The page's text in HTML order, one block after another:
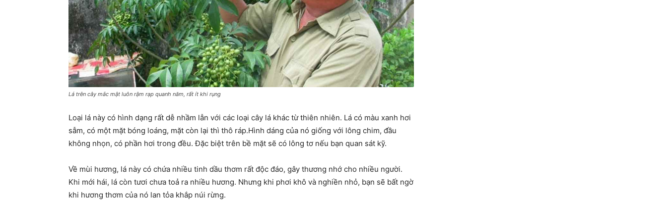
Lá trên cây mắc mật luôn rậm rạp quanh năm, rất ít khi rụng
Loại lá này có hình dạng rất dễ nhầm lẫn với các loại cây lá khác từ thiên nhiên. Lá có màu xanh hơi
sẫm, có một mặt bóng loáng, mặt còn lại thì thô ráp.Hình dáng của nó giống với lông chim, đầu
không nhọn, có phần hơi trong đều. Đặc biệt trên bề mặt sẽ có lông tơ nếu bạn quan sát kỹ.
Về mùi hương, lá này có chứa nhiều tinh dầu thơm rất độc đáo, gây thương nhớ cho nhiều người.
Khi mới hái, lá còn tươi chưa toả ra nhiều hương. Nhưng khi phơi khô và nghiền nhỏ, bạn sẽ bất ngờ
khi hương thơm của nó lan tỏa khắp núi rừng.